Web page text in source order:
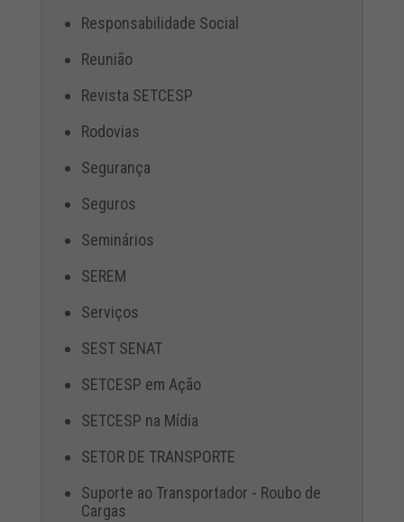
Responsabilidade Social
Reunião
Revista SETCESP
Rodovias
Segurança
Seguros
Seminários
SEREM
Serviços
SEST SENAT
SETCESP em Ação
SETCESP na Mídia
SETOR DE TRANSPORTE
Suporte ao Transportador - Roubo de
Cargas